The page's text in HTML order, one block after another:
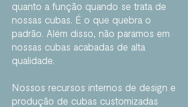
quanto a função quando se trata de
nossas cubas. É o que quebra o
padrão. Além disso, não paramos em
nossas cubas acabadas de alta
qualidade.
Nossos recursos internos de design e
produção de cubas customizadas